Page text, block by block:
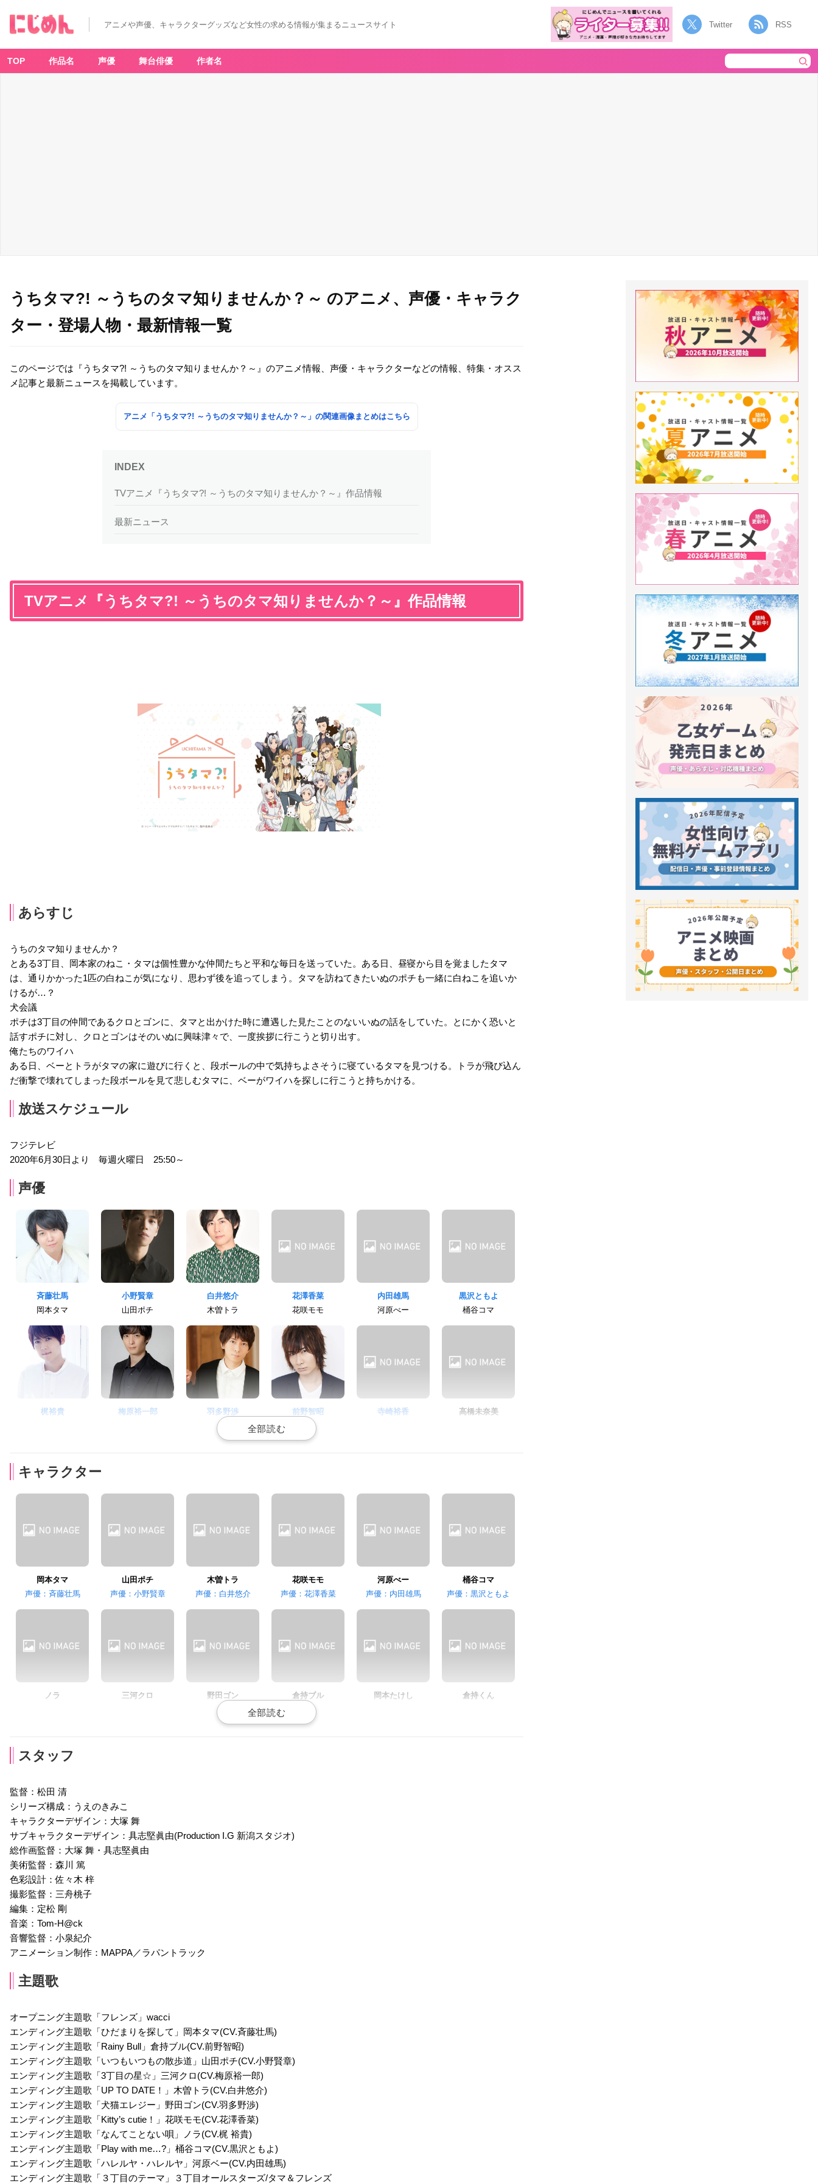
アニメや声優、キャラクターグッズなど女性の求める情報が集まるニュースサイト Twitter RSS
TOP 作品名 声優 舞台俳優 作者名
うちタマ?! ～うちのタマ知りませんか？～ のアニメ、声優・キャラク
ター・登場人物・最新情報一覧
このページでは『うちタマ?! ～うちのタマ知りませんか？～』のアニメ情報、声優・キャラクターなどの情報、特集・オスス
メ記事と最新ニュースを掲載しています。
アニメ「うちタマ?! ～うちのタマ知りませんか？～」の関連画像まとめはこちら
TVアニメ『うちタマ?! ～うちのタマ知りませんか？～』作品情報
最新ニュース
TVアニメ『うちタマ?! ～うちのタマ知りませんか？～』作品情報
あらすじ
うちのタマ知りませんか？
とある3丁目、岡本家のねこ・タマは個性豊かな仲間たちと平和な毎日を送っていた。ある日、昼寝から目を覚ましたタマ
は、通りかかった1匹の白ねこが気になり、思わず後を追ってしまう。タマを訪ねてきたいぬのポチも一緒に白ねこを追いか
けるが…？
犬会議
ポチは3丁目の仲間であるクロとゴンに、タマと出かけた時に遭遇した見たことのないいぬの話をしていた。とにかく恐いと
話すポチに対し、クロとゴンはそのいぬに興味津々で、一度挨拶に行こうと切り出す。
俺たちのワイハ
ある日、ベーとトラがタマの家に遊びに行くと、段ボールの中で気持ちよさそうに寝ているタマを見つける。トラが飛び込ん
だ衝撃で壊れてしまった段ボールを見て悲しむタマに、ベーがワイハを探しに行こうと持ちかける。
放送スケジュール
フジテレビ
2020年6月30日より 毎週火曜日 25:50～
声優
斉藤壮馬
岡本タマ
小野賢章
山田ポチ
白井悠介
木曽トラ
花澤香菜
花咲モモ
内田雄馬
河原べー
黒沢ともよ
桶谷コマ
梶裕貴
梅原裕一郎
羽多野渉
野田ゴン
前野智昭
倉持ブル
寺崎裕香
高橋未奈美
佐倉綾音
高塚正也
帝子
八代拓
衣川里佳
堀江瞬
狩野翔
七海ひろき
花江夏樹
キャラクター
岡本タマ
声優：斉藤壮馬
山田ポチ
声優：小野賢章
木曽トラ
声優：白井悠介
花咲モモ
声優：花澤香菜
河原べー
声優：内田雄馬
桶谷コマ
声優：黒沢ともよ
ノラ
三河クロ
野田ゴン
声優：羽多野渉
倉持ブル
声優：前野智昭
岡本たけし
倉持くん
花咲えみ
声優：佐倉綾音
木曽トメ吉
声優：高塚正也
堂本ベルマ
声優：狩野翔
スタッフ
監督：松田 清
シリーズ構成：うえのきみこ
キャラクターデザイン：大塚 舞
サブキャラクターデザイン：具志堅眞由(Production I.G 新潟スタジオ)
総作画監督：大塚 舞・具志堅眞由
美術監督：森川 篤
色彩設計：佐々木 梓
撮影監督：三舟桃子
編集：定松 剛
音楽：Tom-H@ck
音響監督：小泉紀介
アニメーション制作：MAPPA／ラパントラック
主題歌
オープニング主題歌「フレンズ」wacci
エンディング主題歌「ひだまりを探して」岡本タマ(CV.斉藤壮馬)
エンディング主題歌「Rainy Bull」倉持ブル(CV.前野智昭)
エンディング主題歌「いつもいつもの散歩道」山田ポチ(CV.小野賢章)
エンディング主題歌「3丁目の星☆」三河クロ(CV.梅原裕一郎)
エンディング主題歌「UP TO DATE！」木曽トラ(CV.白井悠介)
エンディング主題歌「犬猫エレジー」野田ゴン(CV.羽多野渉)
エンディング主題歌「Kitty’s cutie！」花咲モモ(CV.花澤香菜)
エンディング主題歌「なんてことない唄」ノラ(CV.梶 裕貴)
エンディング主題歌「Play with me…?」桶谷コマ(CV.黒沢ともよ)
エンディング主題歌「ハレルヤ・ハレルヤ」河原ベー(CV.内田雄馬)
エンディング主題歌「３丁目のテーマ」３丁目オールスターズ/タマ＆フレンズ